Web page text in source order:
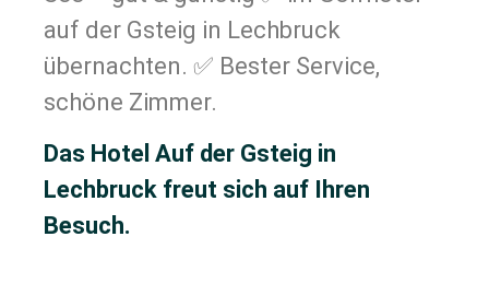
auf der Gsteig in Lechbruck
übernachten. ✅ Bester Service,
schöne Zimmer.
Das Hotel Auf der Gsteig in
Lechbruck freut sich auf Ihren
Besuch.